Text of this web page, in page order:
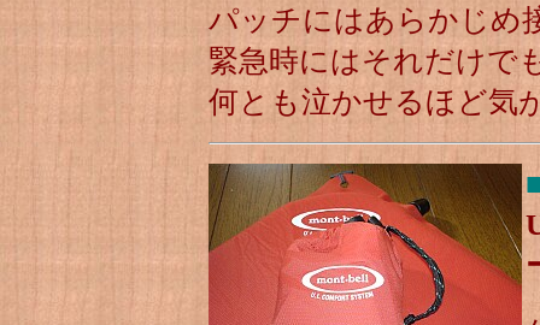
パッチにはあらかじめ
緊急時にはそれだけで
何とも泣かせるほど気